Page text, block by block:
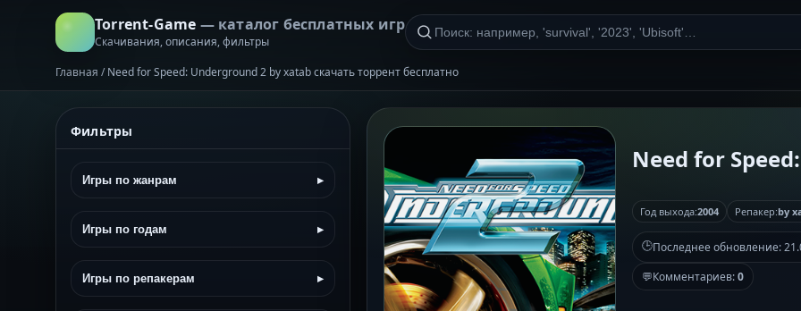
Torrent-Game — каталог бесплатных игр
Скачивания, описания, фильтры
Главная / Need for Speed: Underground 2 by xatab скачать торрент бесплатно
Фильтры
Игры по жанрам ▸
Игры по годам ▸
Игры по репакерам ▸
Need for
Год выхода:2004 Репакер:by
🕒Последнее обновление:
💬Комментариев:0